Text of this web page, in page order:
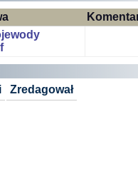
Zredagował